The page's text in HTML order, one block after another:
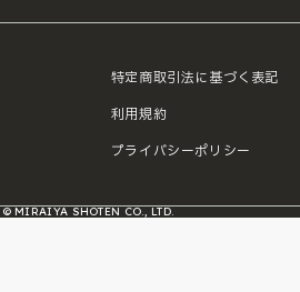
特定商取引法に基づく表記
利用規約
プライバシーポリシー
© MIRAIYA SHOTEN CO., LTD.